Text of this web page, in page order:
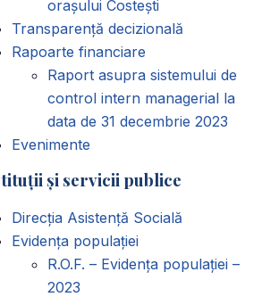
orașului Costești
Transparență decizională
Rapoarte financiare
Raport asupra sistemului de
control intern managerial la
data de 31 decembrie 2023
Evenimente
și servicii publice
Direcția Asistență Socială
Evidența populației
R.O.F. – Evidența populației –
2023